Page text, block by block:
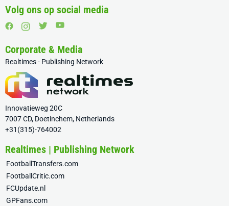
Volg ons op social media
Corporate & Media
Realtimes - Publishing Network
Innovatieweg 20C
7007 CD, Doetinchem, Netherlands
+31(315)-764002
Realtimes | Publishing Network
FootballTransfers.com
FootballCritic.com
FCUpdate.nl
GPFans.com